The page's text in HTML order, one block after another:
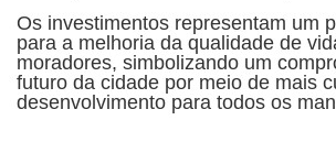
Os investimentos representam um
para a melhoria da qualidade de
moradores, simbolizando um
futuro da cidade por meio de mais
desenvolvimento para todos os